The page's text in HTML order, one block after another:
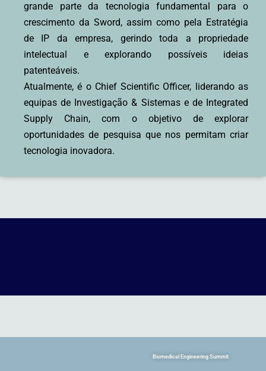
grande parte da tecnologia fundamental para o
crescimento da Sword, assim como pela Estratégia
de IP da empresa, gerindo toda a propriedade
intelectual e explorando possíveis ideias
patenteáveis.
Atualmente, é o Chief Scientific Officer, liderando as
equipas de Investigação & Sistemas e de Integrated
Supply Chain, com o objetivo de explorar
oportunidades de pesquisa que nos permitam criar
tecnologia inovadora.
Biomedical Engineering Summit